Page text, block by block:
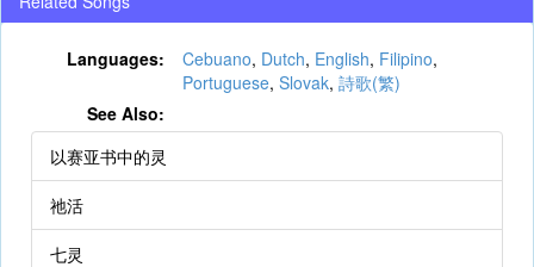
Languages: Cebuano, Dutch, English, Filipino,
Portuguese, Slovak, 詩歌(繁)
See Also:
以赛亚书中的灵
祂活
七灵